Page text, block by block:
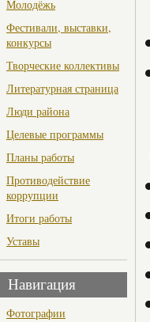
Молодёжь
Фестивали, выставки,
конкурсы
Творческие коллективы
Литературная страница
Люди района
Целевые программы
Планы работы
Противодействие
коррупции
Итоги работы
Уставы
Навигация
Фотографии